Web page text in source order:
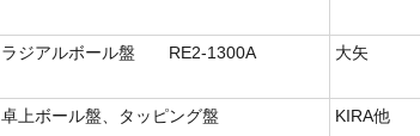
ラジアルボール盤 RE2-1300A
大矢
卓上ボール盤、タッピング盤
KIRA他